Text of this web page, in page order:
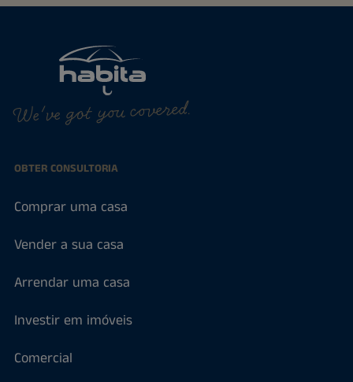
We've got you covered.
OBTER CONSULTORIA
Comprar uma casa
Vender a sua casa
Arrendar uma casa
Investir em imóveis
Comercial